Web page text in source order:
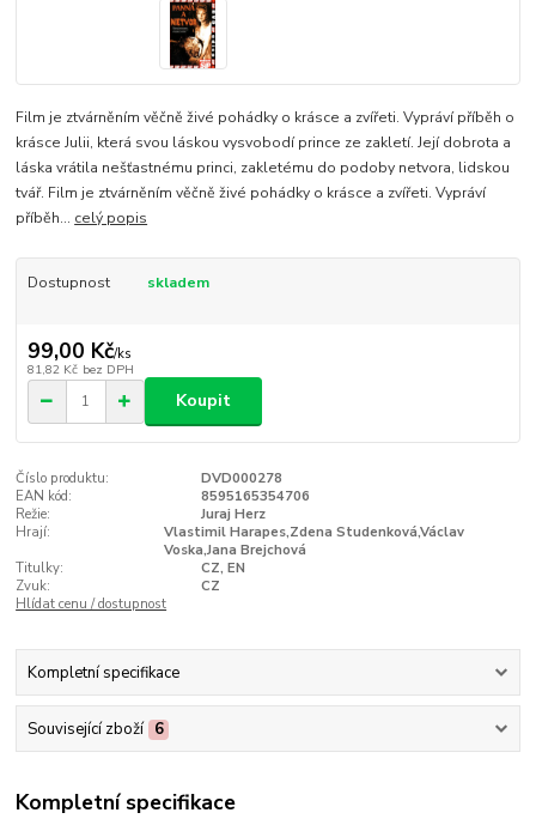
Film je ztvárněním věčně živé pohádky o krásce a zvířeti. Vypráví příběh o
krásce Julii, která svou láskou vysvobodí prince ze zakletí. Její dobrota a
láska vrátila nešťastnému princi, zakletému do podoby netvora, lidskou
tvář. Film je ztvárněním věčně živé pohádky o krásce a zvířeti. Vypráví
příběh... celý popis
Dostupnost skladem
99,00 Kč/ks
81,82 Kč bez DPH
Koupit
Číslo produktu:
DVD000278
EAN kód:
8595165354706
Režie:
Juraj Herz
Hrají:
Vlastimil Harapes,Zdena Studenková,Václav
Voska,Jana Brejchová
Titulky:
CZ, EN
Zvuk:
CZ
Hlídat cenu / dostupnost
Kompletní specifikace
Související zboží 6
Kompletní specifikace